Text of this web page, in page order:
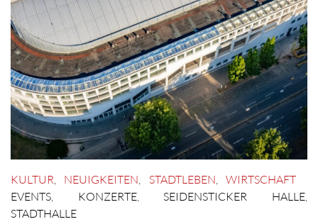
KULTUR NEUIGKEITEN STADTLEBEN ,WIRTSCHAFT
EVENTS
KONZERTE,SEIDENSTICKER HALLE
STADTHALLE